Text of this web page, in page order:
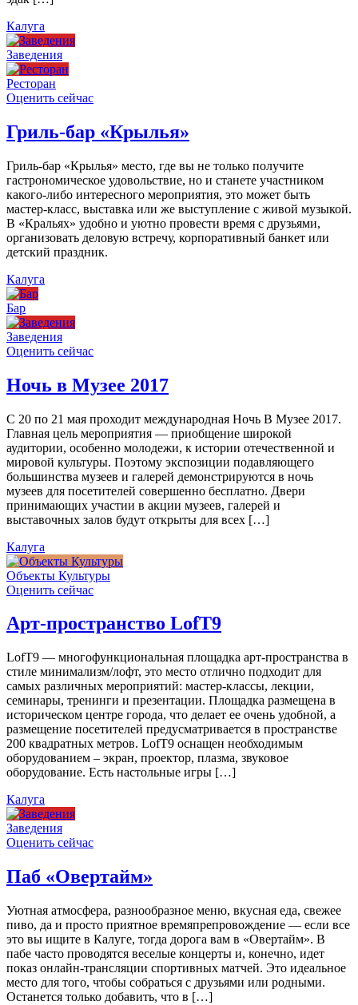
Калуга
Заведения
Ресторан
Оценить сейчас
Гриль-бар «Крылья»
Гриль-бар «Крылья» место, где вы не только получите
гастрономическое удовольствие, но и станете участником
какого-либо интересного мероприятия, это может быть
мастер-класс, выставка или же выступление с живой музыкой.
В «Кральях» удобно и уютно провести время с друзьями,
организовать деловую встречу, корпоративный банкет или
детский праздник.
Калуга
Бар
Заведения
Оценить сейчас
Ночь в Музее 2017
С 20 по 21 мая проходит международная Ночь В Музее 2017.
Главная цель мероприятия — приобщение широкой
аудитории, особенно молодежи, к истории отечественной и
мировой культуры. Поэтому экспозиции подавляющего
большинства музеев и галерей демонстрируются в ночь
музеев для посетителей совершенно бесплатно. Двери
принимающих участии в акции музеев, галерей и
выставочных залов будут открыты для всех […]
Калуга
Объекты Культуры
Оценить сейчас
Арт-пространство LofT9
LofT9 — многофункциональная площадка арт-пространства в
стиле минимализм/лофт, это место отлично подходит для
самых различных мероприятий: мастер-классы, лекции,
семинары, тренинги и презентации. Площадка размещена в
историческом центре города, что делает ее очень удобной, а
размещение посетителей предусматривается в пространстве
200 квадратных метров. LofT9 оснащен необходимым
оборудованием – экран, проектор, плазма, звуковое
оборудование. Есть настольные игры […]
Калуга
Заведения
Оценить сейчас
Паб «Овертайм»
Уютная атмосфера, разнообразное меню, вкусная еда, свежее
пиво, да и просто приятное времяпрепровождение — если все
это вы ищите в Калуге, тогда дорога вам в «Овертайм». В
пабе часто проводятся веселые концерты и, конечно, идет
показ онлайн-трансляции спортивных матчей. Это идеальное
место для того, чтобы собраться с друзьями или родными.
Останется только добавить, что в […]